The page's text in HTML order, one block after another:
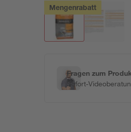
Mengenrabatt
Fragen zum
Sofort-